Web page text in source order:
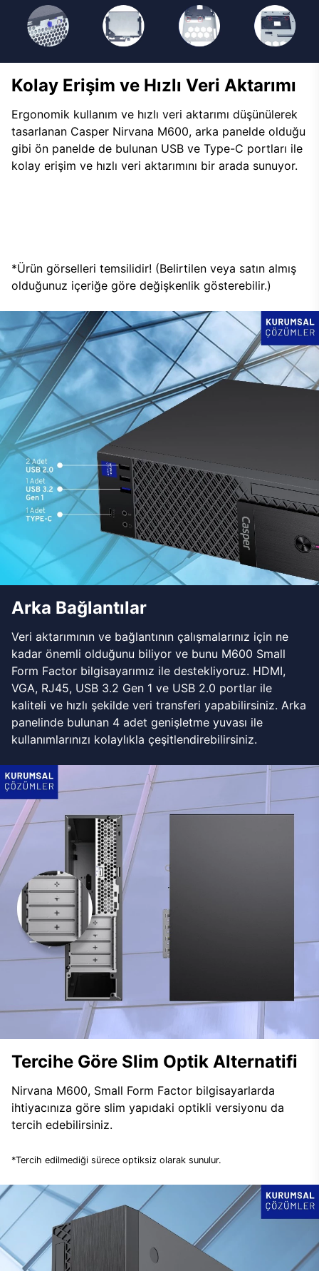
Kolay Erişim ve Hızlı Veri Aktarımı
Ergonomik kullanım ve hızlı veri aktarımı düşünülerek
tasarlanan Casper Nirvana M600, arka panelde olduğu
gibi ön panelde de bulunan USB ve Type-C portları ile
kolay erişim ve hızlı veri aktarımını bir arada sunuyor.
*Ürün görselleri temsilidir! (Belirtilen veya satın almış
olduğunuz içeriğe göre değişkenlik gösterebilir.)
Arka Bağlantılar
Veri aktarımının ve bağlantının çalışmalarınız için ne
kadar önemli olduğunu biliyor ve bunu M600 Small
Form Factor bilgisayarımız ile destekliyoruz. HDMI,
VGA, RJ45, USB 3.2 Gen 1 ve USB 2.0 portlar ile
kaliteli ve hızlı şekilde veri transferi yapabilirsiniz. Arka
panelinde bulunan 4 adet genişletme yuvası ile
kullanımlarınızı kolaylıkla çeşitlendirebilirsiniz.
Tercihe Göre Slim Optik Alternatifi
Nirvana M600, Small Form Factor bilgisayarlarda
ihtiyacınıza göre slim yapıdaki optikli versiyonu da
tercih edebilirsiniz.
*Tercih edilmediği sürece optiksiz olarak sunulur.